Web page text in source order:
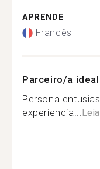
APRENDE
Francês
Parceiro/a
Persona
experiencia...